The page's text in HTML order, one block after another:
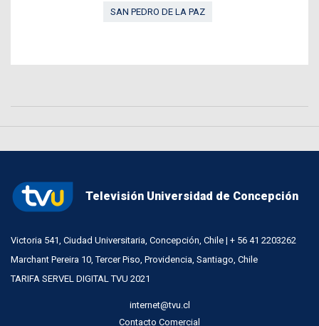
SAN PEDRO DE LA PAZ
Televisión Universidad de Concepción
Victoria 541, Ciudad Universitaria, Concepción, Chile | + 56 41 2203262
Marchant Pereira 10, Tercer Piso, Providencia, Santiago, Chile
TARIFA SERVEL DIGITAL TVU 2021
internet@tvu.cl
Contacto Comercial